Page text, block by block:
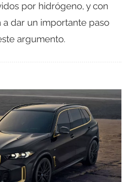
por hidrógeno, y con
a dar un importante paso
argumento.